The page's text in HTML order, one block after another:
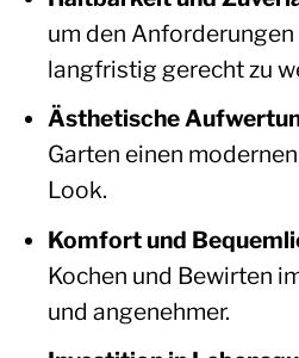
um den
langfristig gerecht zu
Ästhetische
Garten einen
Look.
Komfort und
Kochen und Bewirten
und angenehmer.